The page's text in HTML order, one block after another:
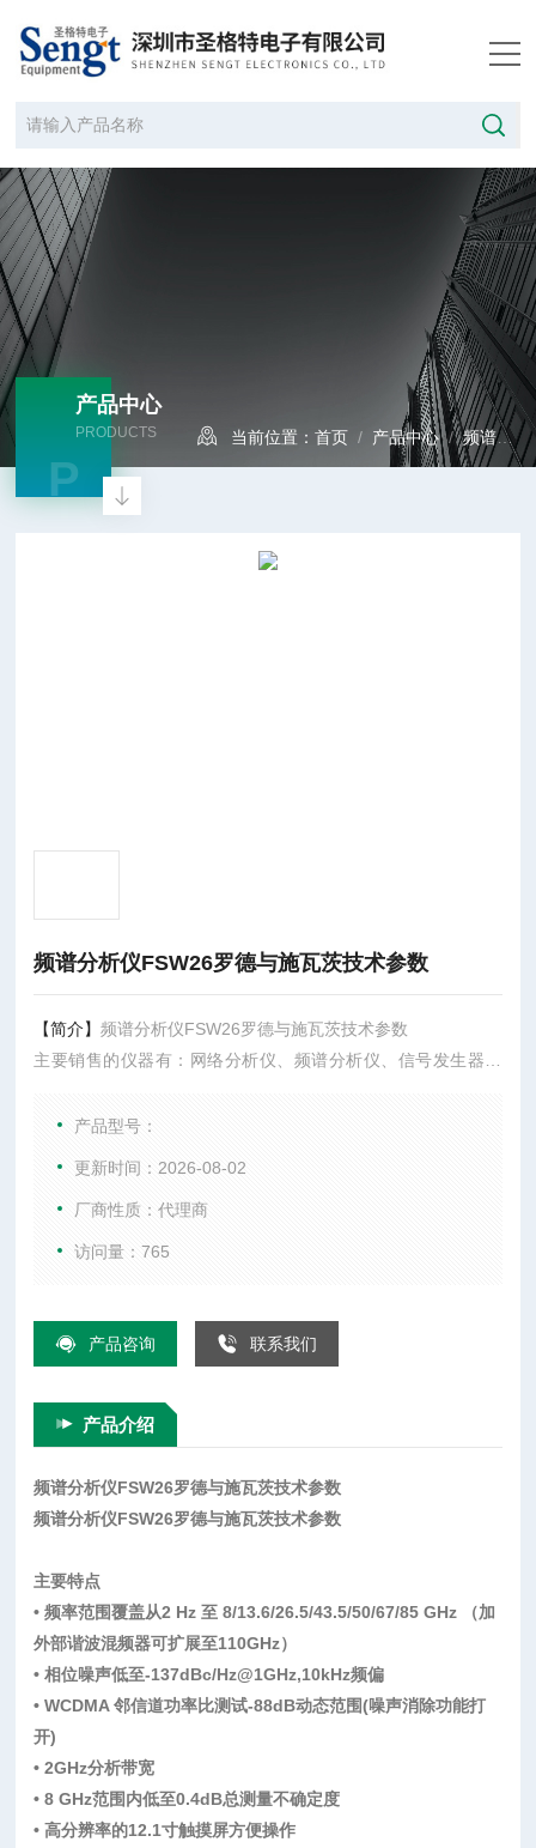
产品中心
PRODUCTS
P
当前位置：首页 / 产品中心/频谱分析仪
频谱分析仪FSW26罗德与施瓦茨技术参数
【简介】频谱分析仪FSW26罗德与施瓦茨技术参数
主要销售的仪器有：网络分析仪、频谱分析仪、信号发生器、
等。
产品型号：
更新时间：2026-08-02
厂商性质：代理商
访问量：765
产品咨询 联系我们
产品介绍
频谱分析仪FSW26罗德与施瓦茨技术参数
频谱分析仪FSW26罗德与施瓦茨技术参数
主要特点
• 频率范围覆盖从2 Hz 至 8/13.6/26.5/43.5/50/67/85 GHz （加
外部谐波混频器可扩展至110GHz）
• 相位噪声低至-137dBc/Hz@1GHz,10kHz频偏
• WCDMA 邻信道功率比测试-88dB动态范围(噪声消除功能打
开)
• 2GHz分析带宽
• 8 GHz范围内低至0.4dB总测量不确定度
• 高分辨率的12.1寸触摸屏方便操作